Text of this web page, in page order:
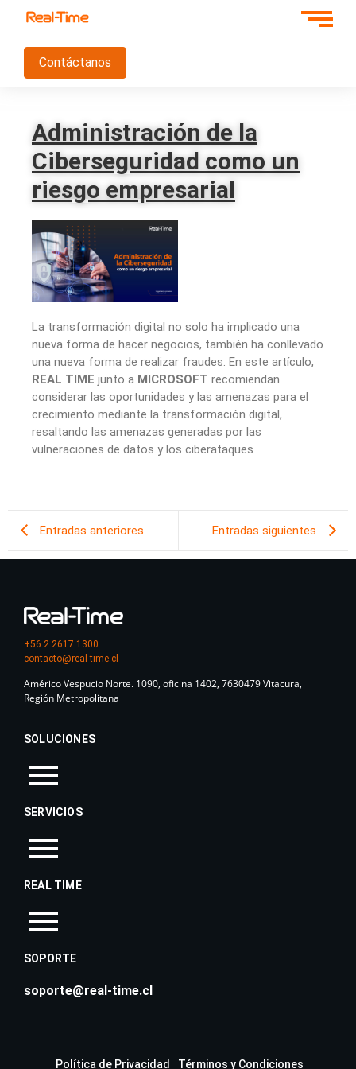
Contáctanos
Administración de la
Ciberseguridad como un
riesgo empresarial
La transformación digital no solo ha implicado una
nueva forma de hacer negocios, también ha conllevado
una nueva forma de realizar fraudes. En este artículo,
REAL TIME junto a MICROSOFT recomiendan
considerar las oportunidades y las amenazas para el
crecimiento mediante la transformación digital,
resaltando las amenazas generadas por las
vulneraciones de datos y los ciberataques
Entradas anteriores Entradas siguientes
+56 2 2617 1300
contacto@real-time.cl
Américo Vespucio Norte. 1090, oficina 1402, 7630479 Vitacura,
Región Metropolitana
SOLUCIONES
SERVICIOS
REAL TIME
SOPORTE
soporte@real-time.cl
Términos y Condiciones
Política de Privacidad